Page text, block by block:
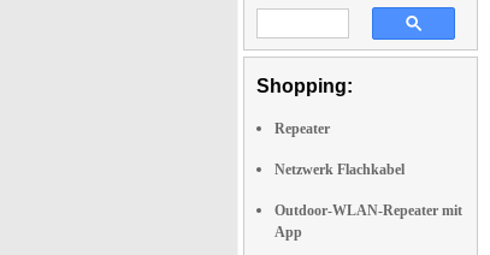
Shopping:
Repeater
Netzwerk Flachkabel
Outdoor-WLAN-Repeater mit
App